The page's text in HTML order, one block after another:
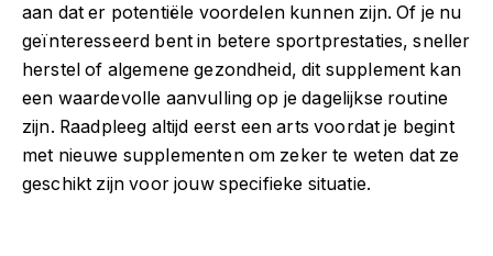
aan dat er potentiële voordelen kunnen zijn. Of je nu
geïnteresseerd bent in betere sportprestaties, sneller
herstel of algemene gezondheid, dit supplement kan
een waardevolle aanvulling op je dagelijkse routine
zijn. Raadpleeg altijd eerst een arts voordat je begint
met nieuwe supplementen om zeker te weten dat ze
geschikt zijn voor jouw specifieke situatie.